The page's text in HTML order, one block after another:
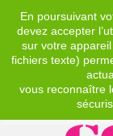
En poursuivant
devez accepter
sur votre
fichiers texte)
vous reconnaître
EUR